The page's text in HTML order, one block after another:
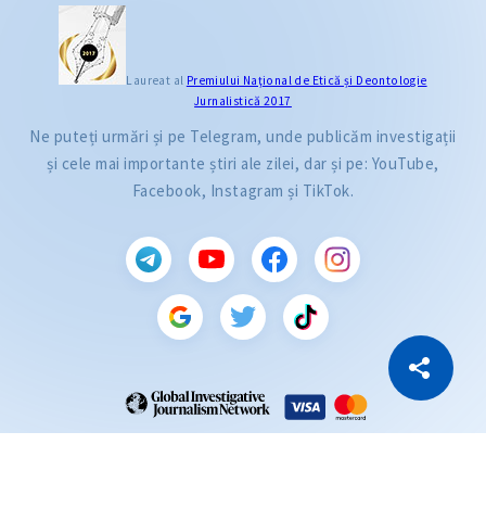
Copiază Link
Laureat al Premiului Naţional de Etică și Deontologie
Jurnalistică 2017
Ne puteți urmări și pe Telegram, unde publicăm investigații
și cele mai importante știri ale zilei, dar și pe: YouTube,
Facebook, Instagram și TikTok.